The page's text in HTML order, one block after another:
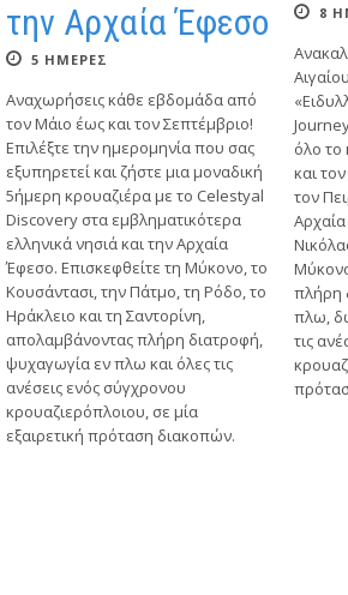
την Αρχαία Έφεσο
5 ΗΜΕΡΕΣ
Αναχωρήσεις κάθε εβδομάδα από
τον Μάιο έως και τον Σεπτέμβριο!
Επιλέξτε την ημερομηνία που σας
εξυπηρετεί και ζήστε μια μοναδική
5ήμερη κρουαζιέρα με το Celestyal
Discovery στα εμβληματικότερα
ελληνικά νησιά και την Αρχαία
Έφεσο. Επισκεφθείτε τη Μύκονο, το
Κουσάντασι, την Πάτμο, τη Ρόδο, το
Ηράκλειο και τη Σαντορίνη,
απολαμβάνοντας πλήρη διατροφή,
ψυχαγωγία εν πλω και όλες τις
ανέσεις ενός σύγχρονου
κρουαζιερόπλοιου, σε μία
εξαιρετική πρόταση διακοπών.
8
όλο το
και
τον
πλήρη
πλω,
τις